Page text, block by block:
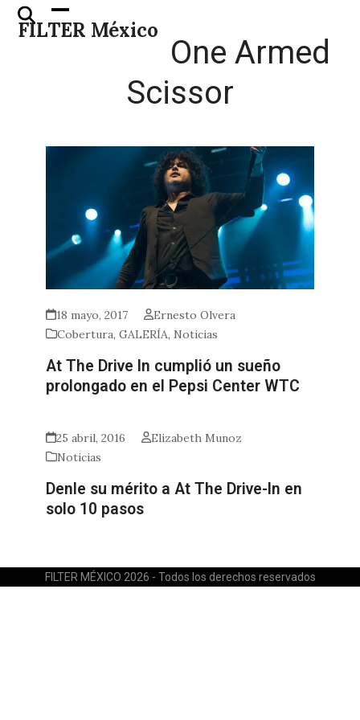
Skip
FILTER México
Open
mobile
Close
mobile
One Armed
Scissor
18 mayo, 2017
Ernesto Olvera
Cobertura,GALERÍA, Noticias
At The Drive In cumplió un sueño
prolongado en el Pepsi Center WTC
25 abril, 2016
Elizabeth Munoz
Noticias
Denle su mérito a At The Drive-In en
solo 10 pasos
FILTER MÉXICO 2026 - Todos los derechos reservados